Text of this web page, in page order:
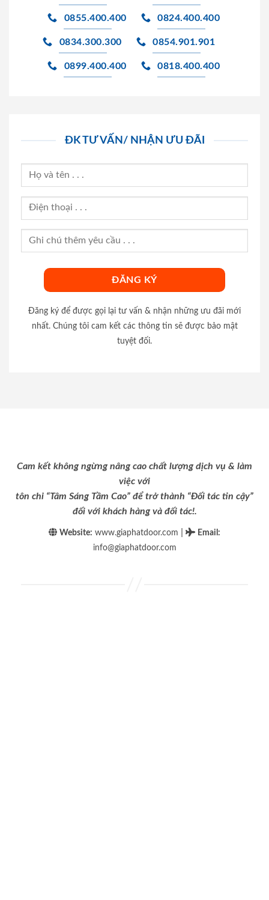
0855.400.400 0824.400.400
0834.300.300 0854.901.901
0899.400.400 0818.400.400
ĐK TƯ VẤN/ NHẬN ƯU ĐÃI
Đăng ký để được gọi lại tư vấn & nhận những ưu đãi mới
nhất. Chúng tôi cam kết các thông tin sẽ được bảo mật
tuyệt đối.
Cam kết không ngừng nâng cao chất lượng dịch vụ & làm
việc với
tôn chỉ “Tâm Sáng Tầm Cao” để trở thành “Đối tác tin cậy”
đối với khách hàng và đối tác!.
Website: www.giaphatdoor.com Email :
info@giaphatdoor.com